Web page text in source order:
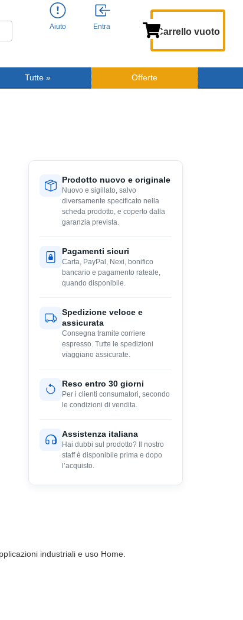
Aiuto Entra Carrello vuoto
Tutte » Offerte
Prodotto nuovo e originale
Nuovo e sigillato, salvo
diversamente specificato nella
scheda prodotto, e coperto dalla
garanzia prevista.
Pagamenti sicuri
Carta, PayPal, Nexi, bonifico
bancario e pagamento rateale,
quando disponibile.
Spedizione veloce e
assicurata
Consegna tramite corriere
espresso. Tutte le spedizioni
viaggiano assicurate.
Reso entro 30 giorni
Per i clienti consumatori, secondo
le condizioni di vendita.
Assistenza italiana
Hai dubbi sul prodotto? Il nostro
staff è disponibile prima e dopo
l’acquisto.
industriali e uso Home.